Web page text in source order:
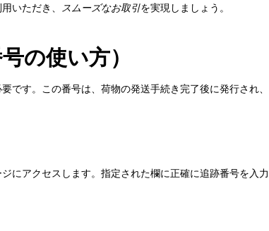
いただき、 スムーズなお取引を実現しましょう。
の使い方）
です。この番号は、荷物の発送手続き完了後に発行され
にアクセスします。指定された欄に正確に追跡番号を入